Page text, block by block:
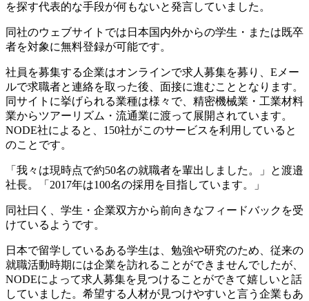
を探す代表的な手段が何もないと発言していました。
同社のウェブサイトでは日本国内外からの学生・または既卒
者を対象に無料登録が可能です。
社員を募集する企業はオンラインで求人募集を募り、Eメー
ルで求職者と連絡を取った後、面接に進むこととなります。
同サイトに挙げられる業種は様々で、精密機械業・工業材料
業からツアーリズム・流通業に渡って展開されています。
NODE社によると、150社がこのサービスを利用していると
のことです。
「我々は現時点で約50名の就職者を輩出しました。」と渡邉
社長。「2017年は100名の採用を目指しています。」
同社曰く、学生・企業双方から前向きなフィードバックを受
けているようです。
日本で留学しているある学生は、勉強や研究のため、従来の
就職活動時期には企業を訪れることができませんでしたが、
NODEによって求人募集を見つけることができて嬉しいと話
していました。希望する人材が見つけやすいと言う企業もあ